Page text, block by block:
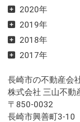
2020年
2019年
2018年
2017年
長崎市の不動産会
株式会社 三山不動
〒850-0032
長崎市興善町3-10